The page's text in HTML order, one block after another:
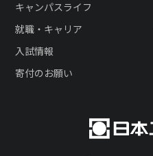
キャンパスライフ
就職・キャリア
入試情報
寄付のお願い